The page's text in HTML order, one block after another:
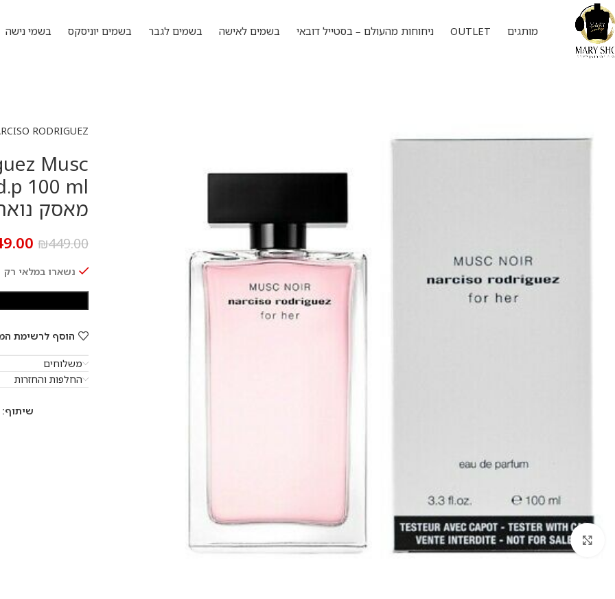
מותגים OUTLET ניחוחות מהעולם – בסטייל דובאי בשמים לאישה בשמים לגבר בשמים יוניסקס בשמי נישה
להגדלת התמונה
RODRIGUEZ
Musc
מאסק נואר
₪449.00
נשארו במלאי רק 1
הוסף לרשימת
משלוחים
החלפות והחזרות
שיתוף: